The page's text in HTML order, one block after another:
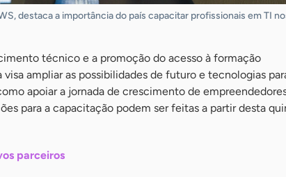
destaca a importância do país capacitar profissionais em TI
técnico e a promoção do acesso à formação
ampliar as possibilidades de futuro e tecnologias
apoiar a jornada de crescimento de
para a capacitação podem ser feitas a partir desta
parceiros